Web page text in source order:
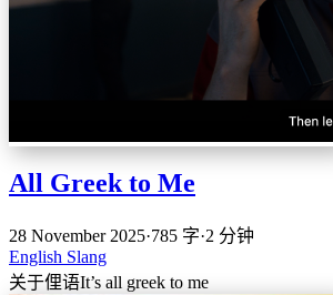
All Greek to Me
28 November 2025·785 字·2 分钟
English Slang
关于俚语It’s all greek to me